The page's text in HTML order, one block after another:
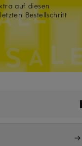
auf diesen
Bestellschritt